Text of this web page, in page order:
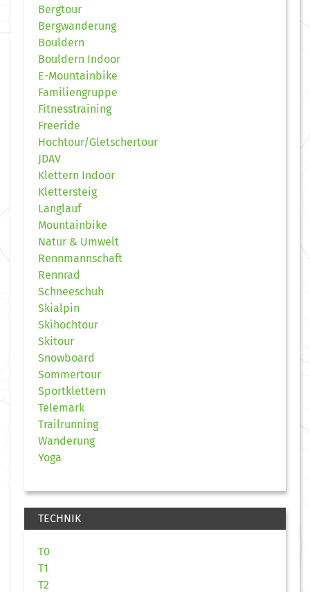
Bergtour
Bergwanderung
Bouldern
Bouldern Indoor
E-Mountainbike
Familiengruppe
Fitnesstraining
Freeride
Hochtour/Gletschertour
JDAV
Klettern Indoor
Klettersteig
Langlauf
Mountainbike
Natur & Umwelt
Rennmannschaft
Rennrad
Schneeschuh
Skialpin
Skihochtour
Skitour
Snowboard
Sommertour
Sportklettern
Telemark
Trailrunning
Wanderung
Yoga
TECHNIK
T0
T1
T2